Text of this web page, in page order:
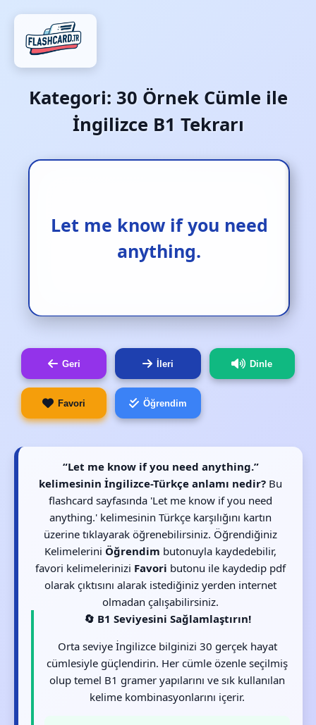
Kategori: 30 Örnek Cümle ile
İngilizce B1 Tekrarı
Let me know if you need
anything.
Bir şeye ihtiyacın olursa
bana haber ver.
Geri İleri Dinle
Favori Öğrendim
“Let me know if you need anything.”
kelimesinin İngilizce-Türkçe anlamı nedir? Bu
flashcard sayfasında 'Let me know if you need
anything.' kelimesinin Türkçe karşılığını kartın
üzerine tıklayarak öğrenebilirsiniz. Öğrendiğiniz
Kelimelerini Öğrendim butonuyla kaydedebilir,
favori kelimelerinizi Favori butonu ile kaydedip pdf
olarak çıktısını alarak istediğiniz yerden internet
olmadan çalışabilirsiniz.
🔄 B1 Seviyesini Sağlamlaştırın!
Orta seviye İngilizce bilginizi 30 gerçek hayat
cümlesiyle güçlendirin. Her cümle özenle seçilmiş
olup temel B1 gramer yapılarını ve sık kullanılan
kelime kombinasyonlarını içerir.